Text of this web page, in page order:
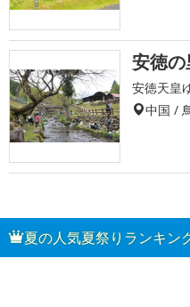
安徳
安徳天皇
中国 /
夏の人気夏祭りランキン